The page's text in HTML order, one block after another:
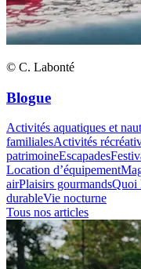
© C. Labonté
Blogue
Activités aquatiques et
familialesActivités
patrimoineEscapades
Location d’équipement
airPlaisirs gourmandsQuoi
durableVie nocturne
Tous nos articles